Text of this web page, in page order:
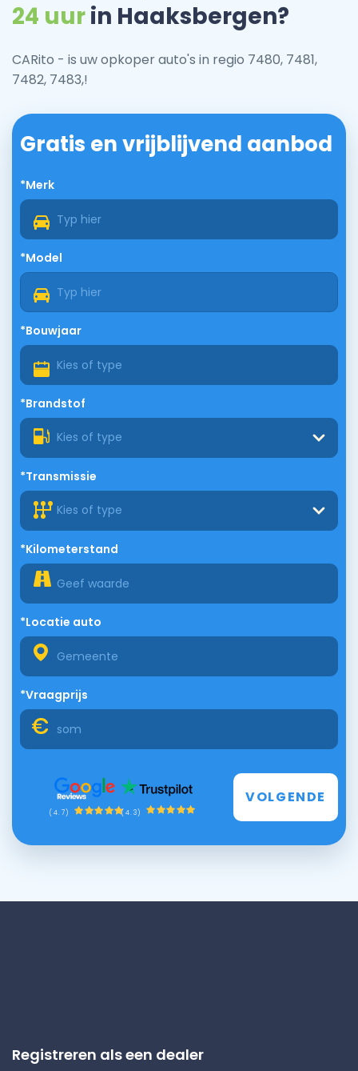
24 uurin Haaksbergen?
CARito - is uw opkoper auto's in regio 7480, 7481,
7482, 7483,!
Gratis en vrijblijvend aanbod
*Merk
*Model
*Bouwjaar
*Brandstof
Kies of type
*Transmissie
Kies of type
*Kilometerstand
*Locatie auto
*Vraagprijs
(4.7) (4.3)
VOLGENDE
Registreren als een dealer